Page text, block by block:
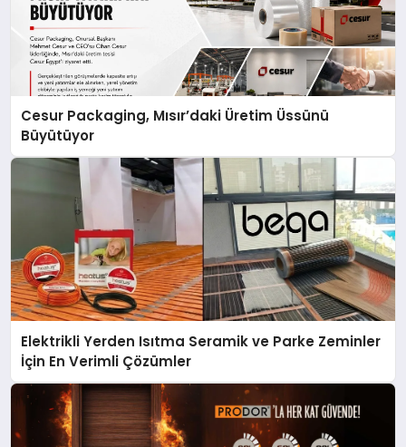
Cesur Packaging, Mısır’daki Üretim Üssünü
Büyütüyor
Elektrikli Yerden Isıtma Seramik ve Parke Zeminler
İçin En Verimli Çözümler